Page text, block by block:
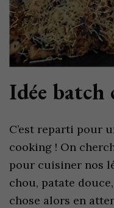
Idée batch
C’est reparti pour
cooking ! On
pour cuisiner nos
chou, patate
chose alors en